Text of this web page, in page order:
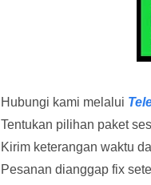
Hubungi kami melalui
Tentukan pilihan paket
Kirim keterangan waktu
Pesanan dianggap fix